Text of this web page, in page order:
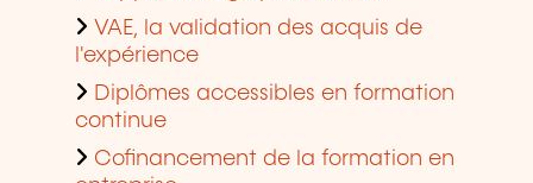
VAE, la validation des acquis de
l'expérience
Diplômes accessibles en formation
continue
Cofinancement de la formation en